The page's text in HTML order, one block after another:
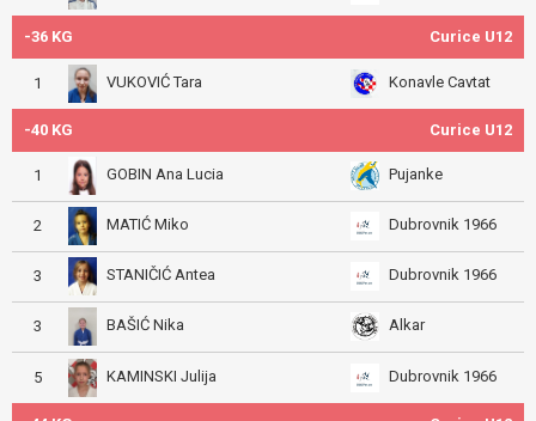
-36 KG Curice U12
1 VUKOVIĆ Tara Konavle Cavtat
-40 KG Curice U12
1 GOBIN Ana Lucia Pujanke
2 MATIĆ Miko Dubrovnik 1966
3 STANIČIĆ Antea Dubrovnik 1966
3 BAŠIĆ Nika Alkar
5 KAMINSKI Julija Dubrovnik 1966